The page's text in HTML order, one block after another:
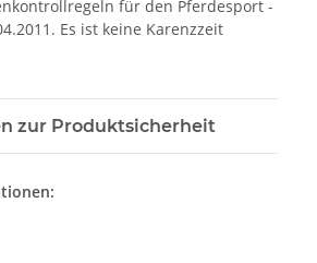
für den Pferdesport -
Es ist keine Karenzzeit
zur Produktsicherheit